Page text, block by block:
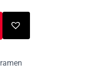
ramen